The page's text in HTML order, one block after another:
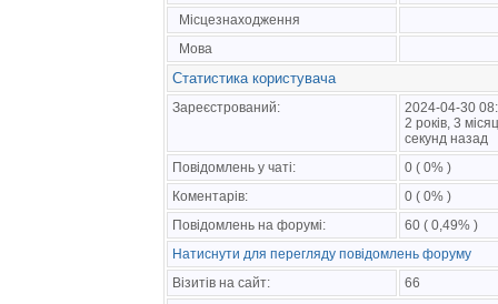
Місцезнаходження
Мова
Статистика користувача
Зареєстрований:
2024-04-30
2 років, 3
секунд назад
Повідомлень у чаті:
0 ( 0% )
Коментарів:
0 ( 0% )
Повідомлень на форумі:
60 ( 0,49% )
Натиснути для перегляду повідомлень форуму
Візитів на сайт:
66